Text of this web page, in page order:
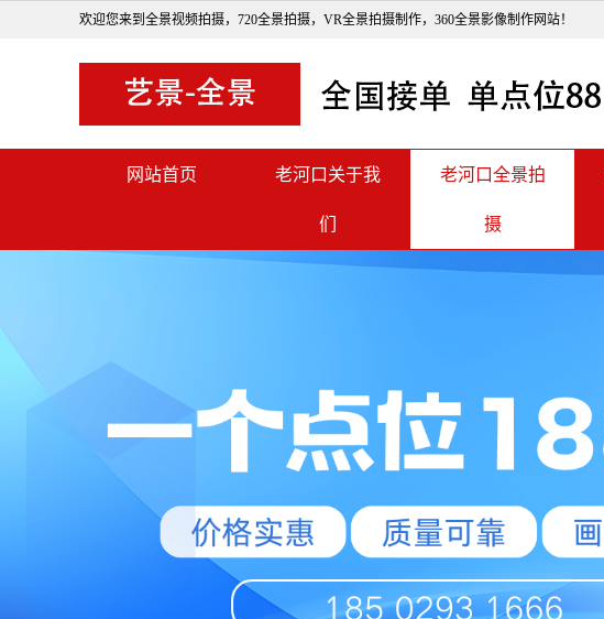
欢迎您来到全景视频拍摄，720全景拍摄，VR全景拍摄制作，360全景影像制作网站！
网站首页 老河口关于我
们
老河口全景拍
摄